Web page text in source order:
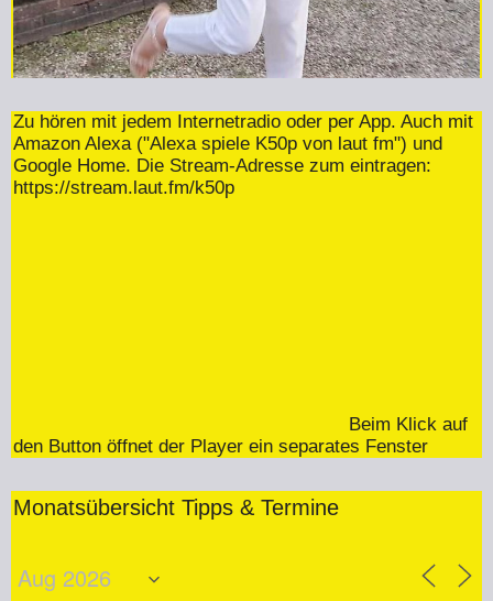
Zu hören mit jedem Internetradio oder per App. Auch mit
Amazon Alexa ("Alexa spiele K50p von laut fm") und
Google Home. Die Stream-Adresse zum eintragen:
https://stream.laut.fm/k50p
Beim Klick auf
den Button öffnet der Player ein separates Fenster
Monatsübersicht Tipps & Termine